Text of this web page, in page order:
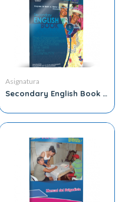
Asignatura
Secondary English Book 9